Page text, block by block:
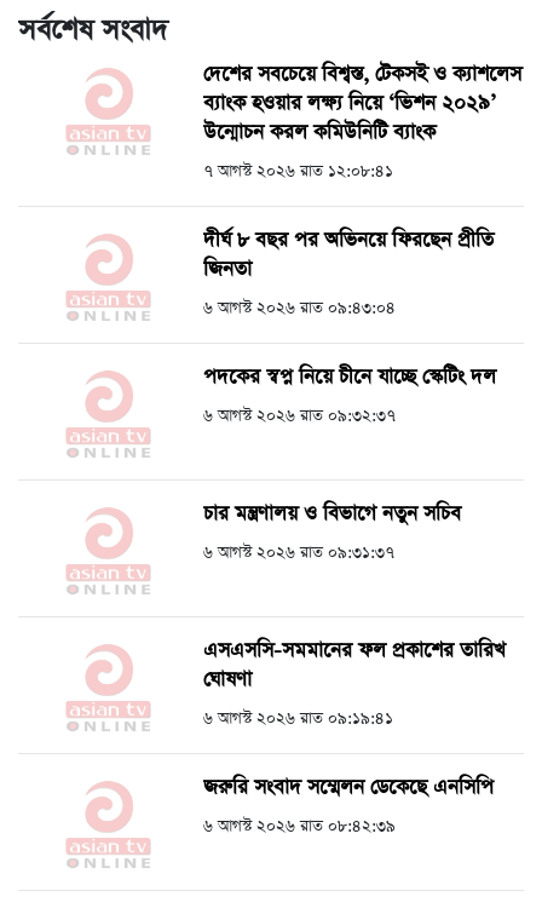
সর্বশেষ সংবাদ
দেশের সবচেয়ে বিশ্বস্ত, টেকসই ও ক্যাশলেস
ব্যাংক হওয়ার লক্ষ্য নিয়ে ‘ভিশন ২০২৯’
উন্মোচন করল কমিউনিটি ব্যাংক
৭ আগস্ট ২০২৬ রাত ১২:০৮:৪১
দীর্ঘ ৮ বছর পর অভিনয়ে ফিরছেন প্রীতি
জিনতা
৬ আগস্ট ২০২৬ রাত ০৯:৪৩:০৪
পদকের স্বপ্ন নিয়ে চীনে যাচ্ছে স্কেটিং দল
৬ আগস্ট ২০২৬ রাত ০৯:৩২:৩৭
চার মন্ত্রণালয় ও বিভাগে নতুন সচিব
৬ আগস্ট ২০২৬ রাত ০৯:৩১:৩৭
এসএসসি-সমমানের ফল প্রকাশের তারিখ
ঘোষণা
৬ আগস্ট ২০২৬ রাত ০৯:১৯:৪১
জরুরি সংবাদ সম্মেলন ডেকেছে এনসিপি
৬ আগস্ট ২০২৬ রাত ০৮:৪২:৩৯